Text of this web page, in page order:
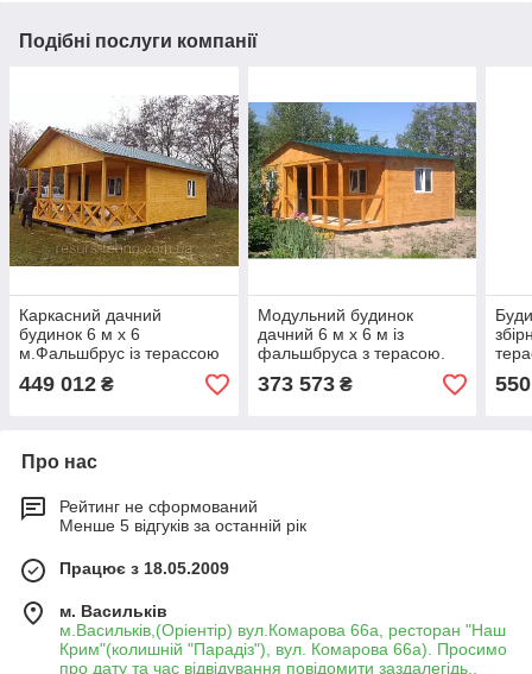
Подібні послуги компанії
Каркасний дачний
будинок 6 м х 6
м.Фальшбрус із терассою
449 012 ₴
Модульний будинок
дачний 6 м х 6 м із
фальшбруса з терасою.
373 573₴
Про нас
Рейтинг не сформований
Менше 5 відгуків за останній рік
Працює з 18.05.2009
м. Васильків
м.Васильків,(Оріентір) вул.Комарова 66а, ресторан "Наш
Крим"(колишній "Парадіз"), вул. Комарова 66а). Просимо
про дату та час відвідування повідомити заздалегідь.,